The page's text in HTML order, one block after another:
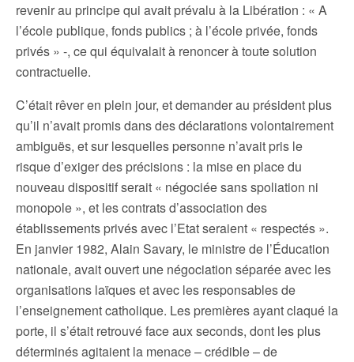
revenir au principe qui avait prévalu à la Libération : « A
l’école publique, fonds publics ; à l’école privée, fonds
privés » -, ce qui équivalait à renoncer à toute solution
contractuelle.
C’était rêver en plein jour, et demander au président plus
qu’il n’avait promis dans des déclarations volontairement
ambiguës, et sur lesquelles personne n’avait pris le
risque d’exiger des précisions : la mise en place du
nouveau dispositif serait « négociée sans spoliation ni
monopole », et les contrats d’association des
établissements privés avec l’Etat seraient « respectés ».
En janvier 1982, Alain Savary, le ministre de l’Éducation
nationale, avait ouvert une négociation séparée avec les
organisations laïques et avec les responsables de
l’enseignement catholique. Les premières ayant claqué la
porte, il s’était retrouvé face aux seconds, dont les plus
déterminés agitaient la menace – crédible – de